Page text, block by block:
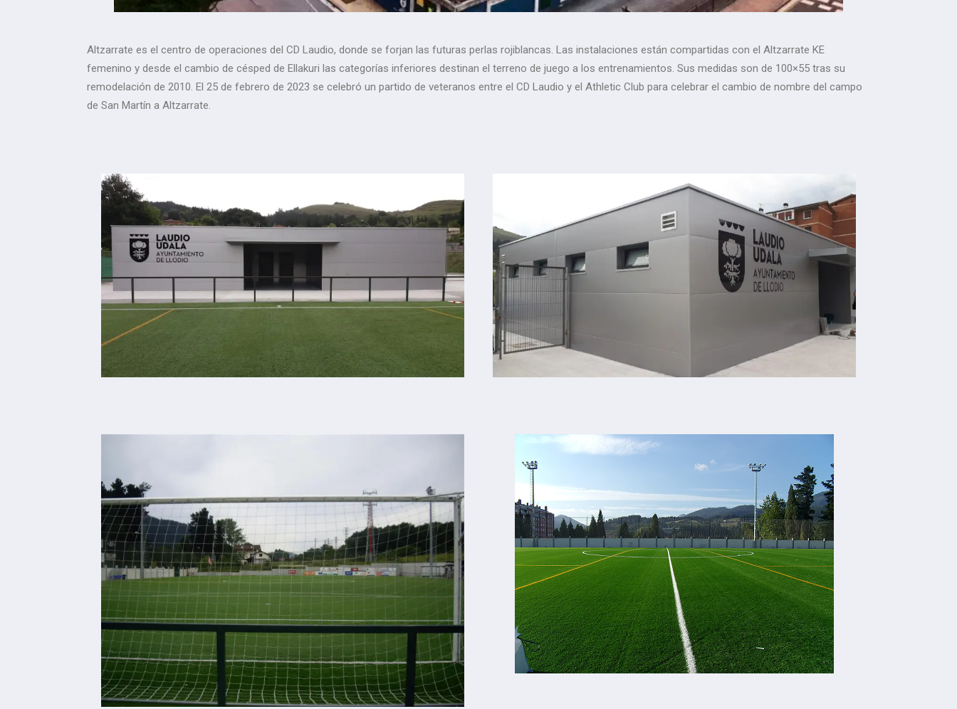
Altzarrate es el centro de operaciones del CD Laudio, donde se forjan las futuras perlas rojiblancas. Las instalaciones están compartidas con el Altzarrate KE
femenino y desde el cambio de césped de Ellakuri las categorías inferiores destinan el terreno de juego a los entrenamientos. Sus medidas son de 100×55 tras su
remodelación de 2010. El 25 de febrero de 2023 se celebró un partido de veteranos entre el CD Laudio y el Athletic Club para celebrar el cambio de nombre del campo
de San Martín a Altzarrate.